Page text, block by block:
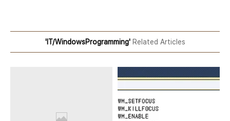
'IT/WindowsProgramming'Related Articles